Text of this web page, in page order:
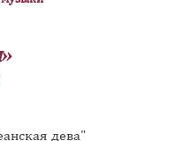
дева"